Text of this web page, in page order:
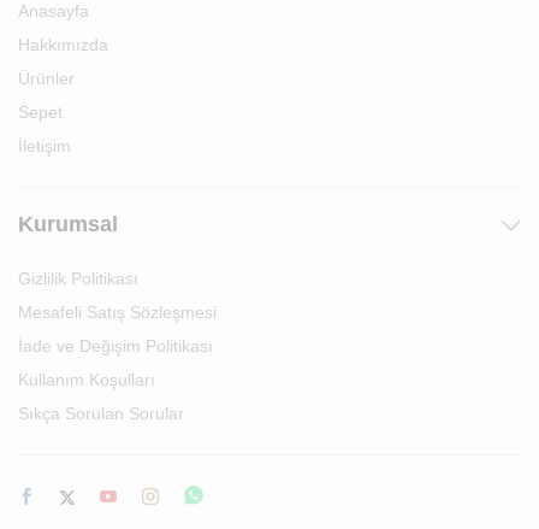
Anasayfa
Hakkımızda
Ürünler
Sepet
İletişim
Kurumsal
Gizlilik Politikası
Mesafeli Satış Sözleşmesi
İade ve Değişim Politikası
Kullanım Koşulları
Sıkça Sorulan Sorular